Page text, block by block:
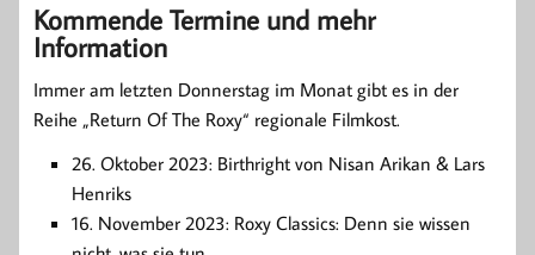
Kommende Termine und mehr
Information
Immer am letzten Donnerstag im Monat gibt es in der
Reihe „Return Of The Roxy“ regionale Filmkost.
26. Oktober 2023: Birthright von Nisan Arikan & Lars
Henriks
16. November 2023: Roxy Classics: Denn sie wissen